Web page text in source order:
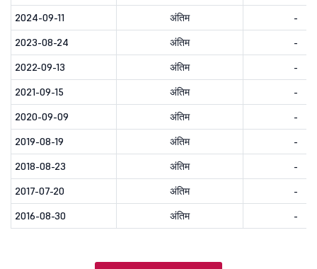
2024-09-11
अंतिम
-
2023-08-24
अंतिम
-
2022-09-13
अंतिम
-
2021-09-15
अंतिम
-
2020-09-09
अंतिम
-
2019-08-19
अंतिम
-
2018-08-23
अंतिम
-
2017-07-20
अंतिम
-
2016-08-30
अंतिम -